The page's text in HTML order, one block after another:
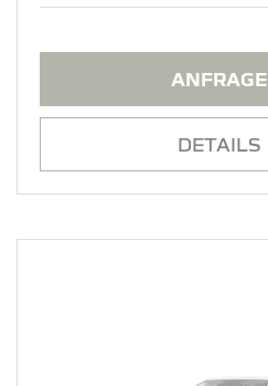
ANFRAGE
DETAILS